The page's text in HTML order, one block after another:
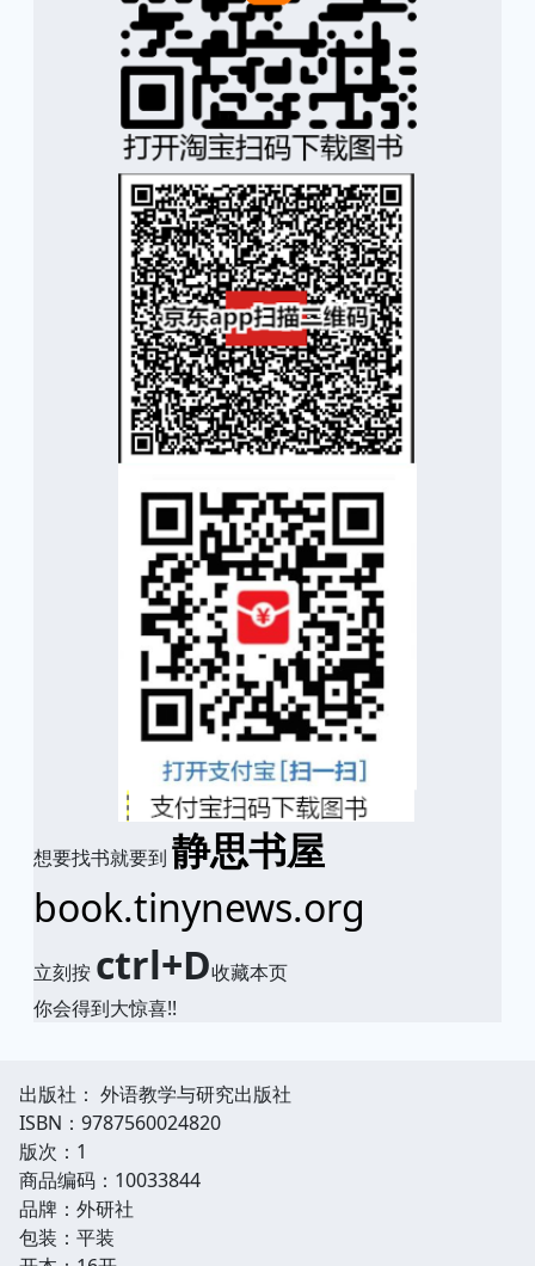
想要找书就要到 静思书屋
book.tinynews.org
立刻按 ctrl+D收藏本页
你会得到大惊喜!!
出版社： 外语教学与研究出版社
ISBN：9787560024820
版次：1
商品编码：10033844
品牌：外研社
包装：平装